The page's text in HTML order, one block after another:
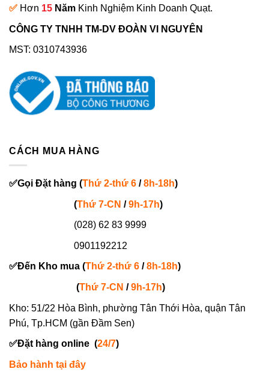
✅ Hơn 15 Năm Kinh Nghiệm Kinh Doanh Quạt.
CÔNG TY TNHH TM-DV ĐOÀN VI NGUYÊN
MST: 0310743936
CÁCH MUA HÀNG
✅Gọi Đặt hàng (Thứ 2-thứ 6 /8h-18h)
(Thứ 7-CN /9h-17h)
(028) 62 83 9999
0901192212
✅Đến Kho mua (Thứ 2-thứ 6 /8h-18h)
(Thứ 7-CN /9h-17h)
Kho: 51/22 Hòa Bình, phường Tân Thới Hòa, quận Tân
Phú, Tp.HCM (gần Đầm Sen)
✅Đặt hàng online (24/7)
Bảo hành tại đây